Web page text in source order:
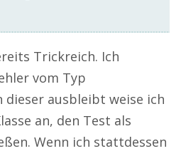
Trickreich. Ich
vom Typ
dieser ausbleibt weise ich
an, den Test als
Wenn ich stattdessen